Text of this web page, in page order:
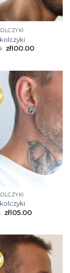
zł100.00
zł105.00